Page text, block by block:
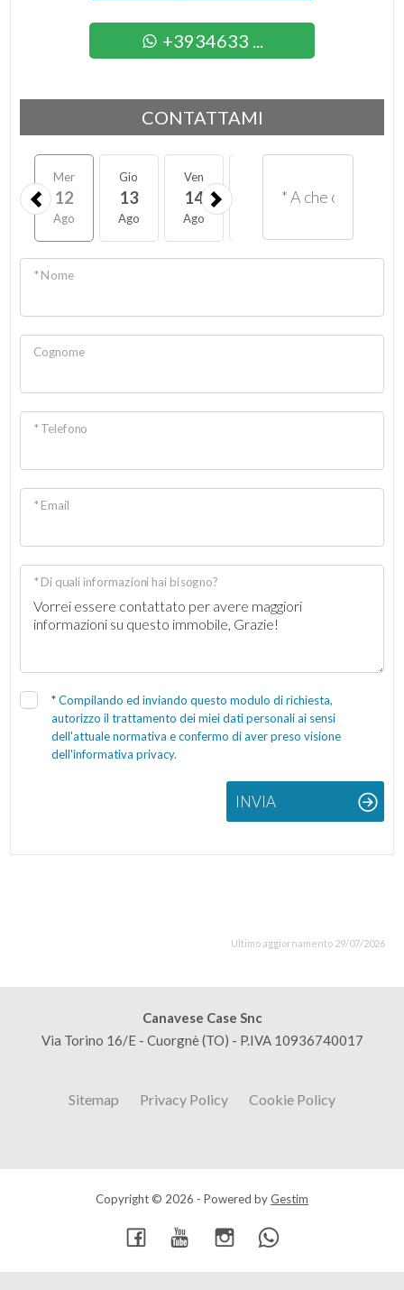
+3934633 ...
CONTATTAMI
Mer
12
Ago
Gio
13
Ago
Ven
14
Ago
17
* Nome
Cognome
* Telefono
* Email
* Di quali informazioni hai bisogno?
*Compilando ed inviando questo modulo di richiesta,
autorizzo il trattamento dei miei dati personali ai sensi
dell'attuale normativa e confermo di aver preso visione
dell'informativa privacy.
INVIA
Ultimo aggiornamento 29/07/2026
Canavese Case Snc
Via Torino 16/E - Cuorgnè (TO) - P.IVA 10936740017
Sitemap Privacy Policy Cookie Policy
Copyright © 2026 - Powered byGestim